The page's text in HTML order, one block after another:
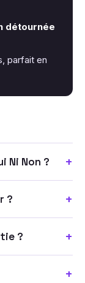
détournée
parfait en
Ni Non ? +
? +
? +
+